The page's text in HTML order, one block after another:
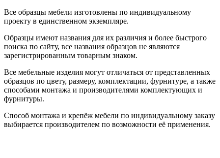
Все образцы мебели изготовлены по индивидуальному
проекту в единственном экземпляре.
Образцы имеют названия для их различия и более быстрого
поиска по сайту, все названия образцов не являются
зарегистрированным товарным знаком.
Все мебельные изделия могут отличаться от представленных
образцов по цвету, размеру, комплектации, фурнитуре, а также
способами монтажа и производителями комплектующих и
фурнитуры.
Способ монтажа и крепёж мебели по индивидуальному заказу
выбирается производителем по возможности её применения.